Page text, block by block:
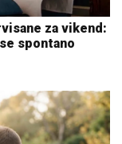
za vikend:
spontano